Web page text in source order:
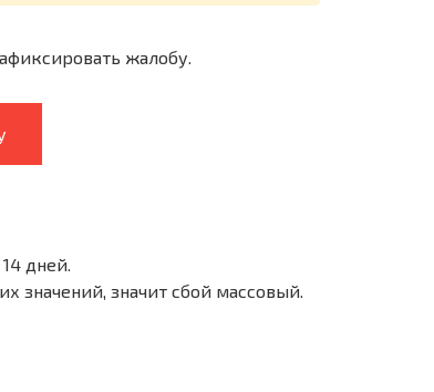
жалобу.
дней.
значений, значит сбой массовый.